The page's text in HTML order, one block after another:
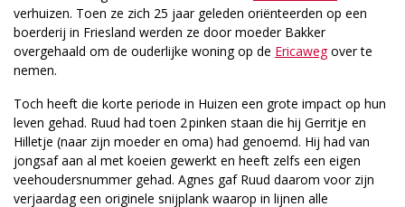
verhuizen. Toen ze zich 25 jaar geleden oriënteerden op een
boerderij in Friesland werden ze door moeder Bakker
overgehaald om de ouderlijke woning op de Ericawegover te
nemen.
Toch heeft die korte periode in Huizen een grote impact op hun
leven gehad. Ruud had toen 2 pinken staan die hij Gerritje en
Hilletje (naar zijn moeder en oma) had genoemd. Hij had van
jongsaf aan al met koeien gewerkt en heeft zelfs een eigen
veehoudersnummer gehad. Agnes gaf Ruud daarom voor zijn
verjaardag een originele snijplank waarop in lijnen alle